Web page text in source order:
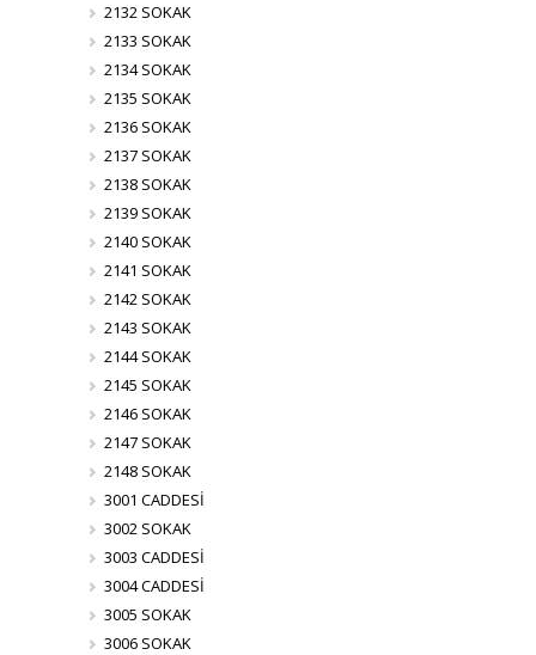
2132 SOKAK
2133 SOKAK
2134 SOKAK
2135 SOKAK
2136 SOKAK
2137 SOKAK
2138 SOKAK
2139 SOKAK
2140 SOKAK
2141 SOKAK
2142 SOKAK
2143 SOKAK
2144 SOKAK
2145 SOKAK
2146 SOKAK
2147 SOKAK
2148 SOKAK
3001 CADDESİ
3002 SOKAK
3003 CADDESİ
3004 CADDESİ
3005 SOKAK
3006 SOKAK